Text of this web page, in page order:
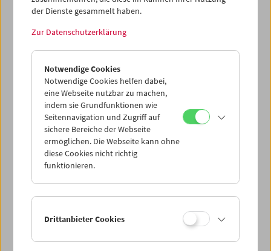
< Vorherige Woche
Mo 3.10.
Di 4.10.
Mi 5.10.
Do 6.10.
Sa 8.10.
der Dienste gesammelt haben.
Zur Datenschutzerklärung
Notwendige Cookies
Notwendige Cookies helfen dabei,
eine Webseite nutzbar zu machen,
indem sie Grundfunktionen wie
Seitennavigation und Zugriff auf
sichere Bereiche der Webseite
ermöglichen. Die Webseite kann ohne
diese Cookies nicht richtig
funktionieren.
Drittanbieter Cookies